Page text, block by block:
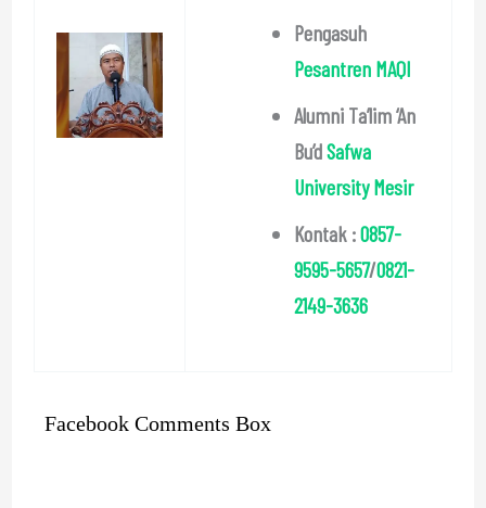
Pengasuh
Pesantren MAQI
Alumni Ta’lim ‘An
Bu’dSafwa
University Mesir
Kontak :0857-
9595-5657/0821-
2149-3636
Facebook Comments Box